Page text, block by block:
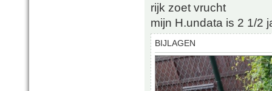
rijk zoet vrucht
mijn H.undata is 2 1/2
BIJLAGEN